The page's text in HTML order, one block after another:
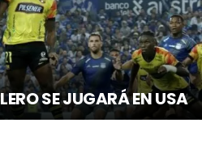
SE JUGARÁ EN USA